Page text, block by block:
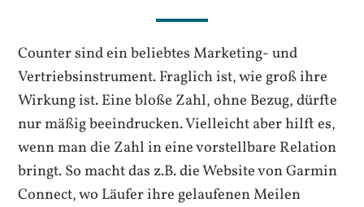
Counter sind ein beliebtes Marketing- und
Vertriebsinstrument. Fraglich ist, wie groß ihre
Wirkung ist. Eine bloße Zahl, ohne Bezug, dürfte
nur mäßig beeindrucken. Vielleicht aber hilft es,
wenn man die Zahl in eine vorstellbare Relation
bringt. So macht das z.B. die Website von Garmin
Connect, wo Läufer ihre gelaufenen Meilen